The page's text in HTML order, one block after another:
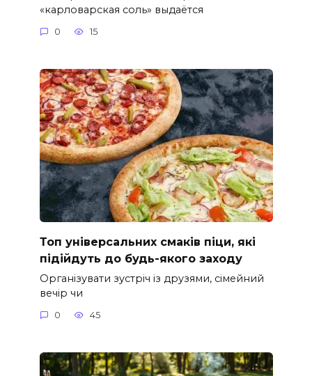
«карловарская соль» выдаётся
0 15
Топ універсальних смаків піци, які
підійдуть до будь-якого заходу
Організувати зустріч із друзями, сімейний
вечір чи
0 45